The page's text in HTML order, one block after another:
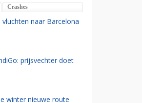
Crashes
naar Barcelona
prijsvechter doet
winter nieuwe route